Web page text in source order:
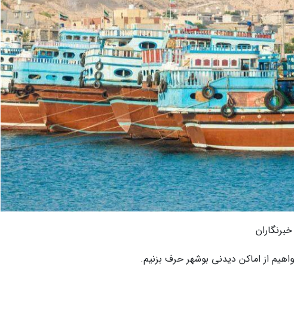
از اماکن دیدنی بوشهر حرف بزنیم.